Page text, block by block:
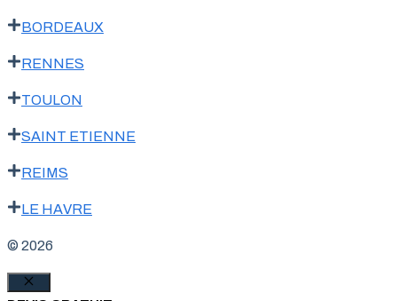
BORDEAUX
RENNES
TOULON
SAINT ETIENNE
REIMS
LE HAVRE
© 2026
Fermer